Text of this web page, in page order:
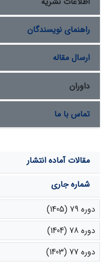
معنی‏داری در پذیرش بیمة
راهنمای نویسندگان
ارسال مقاله
داوران
تماس با ما
مقالات آماده انتشار
شماره جاری
دوره 79 (1405)
دوره 78 (1404)
دوره 77 (1403)